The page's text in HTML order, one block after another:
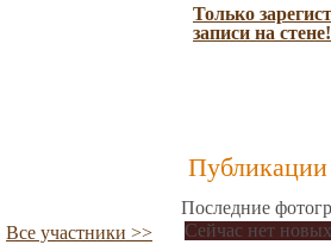
Все участники >>
Только
записи на стене!
Публикации
Последние
Сейчас нет